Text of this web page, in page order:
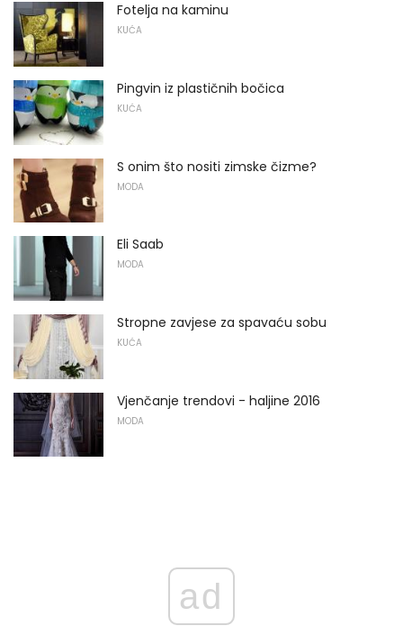
Fotelja na kaminu
KUĆA
Pingvin iz plastičnih bočica
KUĆA
S onim što nositi zimske čizme?
MODA
Eli Saab
MODA
Stropne zavjese za spavaću sobu
KUĆA
Vjenčanje trendovi - haljine 2016
MODA
ad